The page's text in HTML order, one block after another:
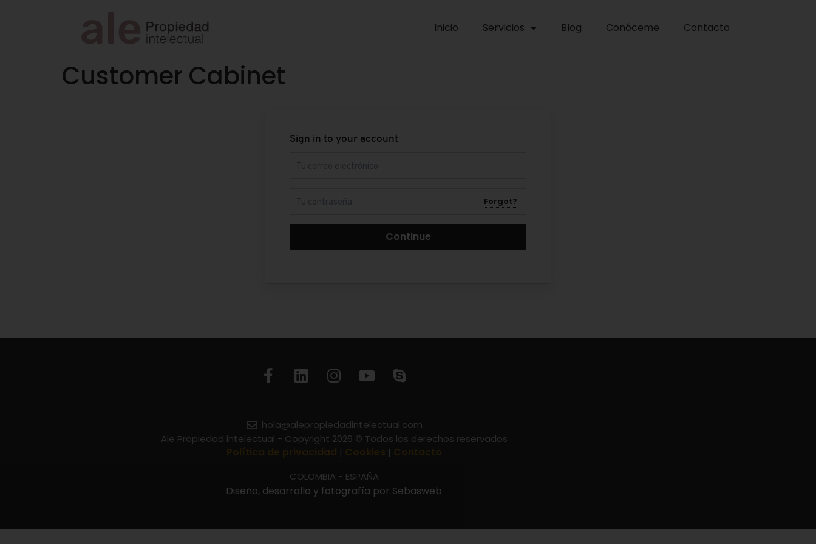
Inicio Servicios Blog Conóceme Contacto
Customer Cabinet
Sign in to your account
Forgot?
Continue
hola@alepropiedadintelectual.com
Ale Propiedad intelectual - Copyright 2026 © Todos los derechos reservados
Política de privacidad | Cookies | Contacto
COLOMBIA - ESPAÑA
Diseño, desarrollo y fotografía por Sebasweb